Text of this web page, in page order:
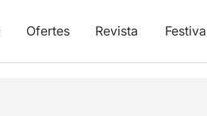
Ofertes Revista